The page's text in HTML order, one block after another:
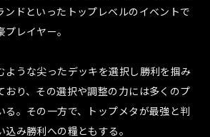
ンドといったトップレベルのイベントで
レイヤー。
ような尖ったデッキを選択し勝利を掴み
おり、その選択や調整の力には多くのプ
る。その一方で、トップメタが最強と判
み勝利への糧ともする。